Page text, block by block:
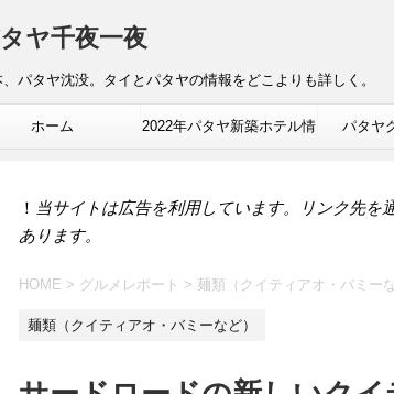
ヤ千夜一夜
パタヤ沈没。タイとパタヤの情報をどこよりも詳しく。
ホーム 2022年パタヤ新築ホテル情 パタヤ
！ 当サイトは広告を利用しています。リンク先
あります。
HOME > グルメレポート > 麺類（クイティアオ・バミーな
麺類（クイティアオ・バミーなど）